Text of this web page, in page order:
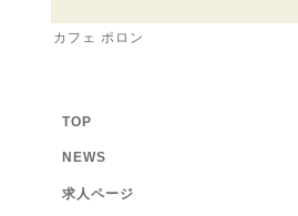
カフェ ポロン
TOP
NEWS
求人ページ